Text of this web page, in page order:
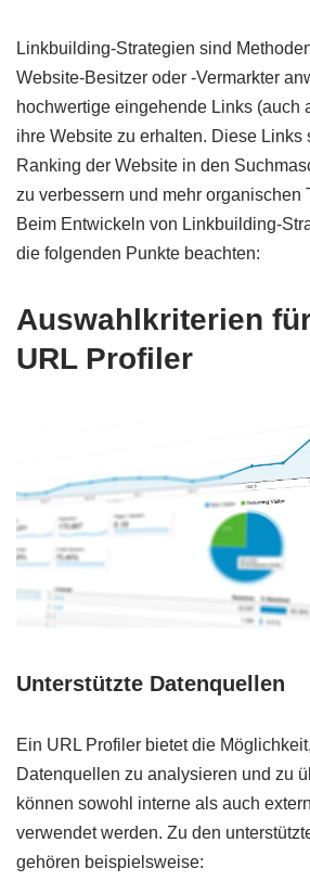
Linkbuilding-Strategien sind
Website-Besitzer oder -Vermarkter
hochwertige eingehende Links (auch
ihre Website zu erhalten. Diese Links
Ranking der Website in den
zu verbessern und mehr organischen
Beim Entwickeln von Linkbuilding-
die folgenden Punkte beachten:
Auswahlkriterien
URL Profiler
Unterstützte Datenquellen
Ein URL Profiler bietet die
Datenquellen zu analysieren und zu
können sowohl interne als auch
verwendet werden. Zu den
gehören beispielsweise: